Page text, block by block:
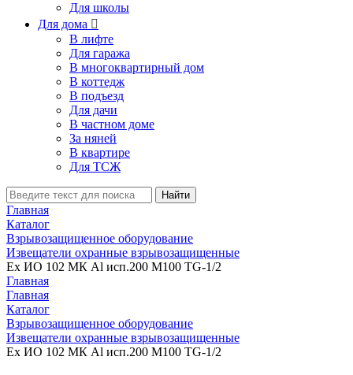
Для школы
Для дома 
В лифте
Для гаража
В многоквартирный дом
В коттедж
В подъезд
Для дачи
В частном доме
За няней
В квартире
Для ТСЖ
Найти
Главная
Каталог
Взрывозащищенное оборудование
Извещатели охранные взрывозащищенные
Ех ИО 102 МК Al исп.200 М100 TG-1/2
Главная
Главная
Каталог
Взрывозащищенное оборудование
Извещатели охранные взрывозащищенные
Ех ИО 102 МК Al исп.200 М100 TG-1/2